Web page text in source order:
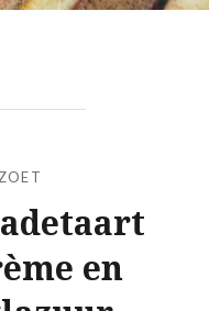
en